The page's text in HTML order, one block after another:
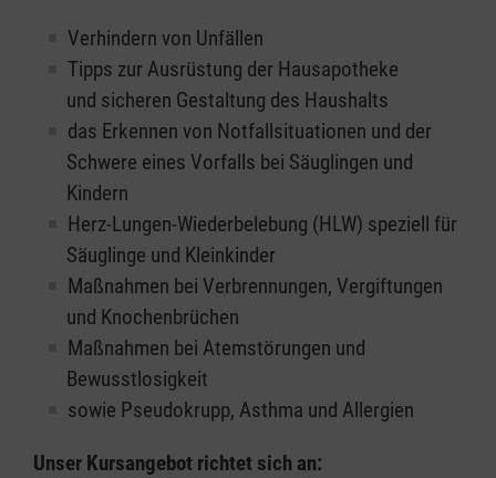
Verhindern von Unfällen
Tipps zur Ausrüstung der Hausapotheke
und sicheren Gestaltung des Haushalts
das Erkennen von Notfallsituationen und der
Schwere eines Vorfalls bei Säuglingen und
Kindern
Herz-Lungen-Wiederbelebung (HLW) speziell für
Säuglinge und Kleinkinder
Maßnahmen bei Verbrennungen, Vergiftungen
und Knochenbrüchen
Maßnahmen bei Atemstörungen und
Bewusstlosigkeit
sowie Pseudokrupp, Asthma und Allergien
Unser Kursangebot richtet sich an: